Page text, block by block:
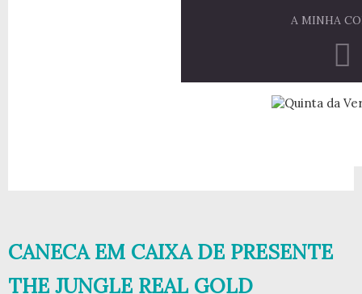
A MINHA
CANECA EM CAIXA DE PRESENTE
THE JUNGLE REAL GOLD